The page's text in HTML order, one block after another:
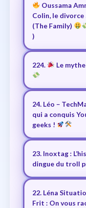
Oussama
Colin, le divorce
(The Family)
)
224. Le
24. Léo –
qui a conquis
geeks !
23. Inoxtag :
dingue du troll
22. Léna
Frit : On vous